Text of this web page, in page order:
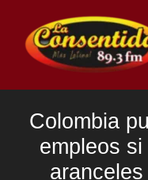
contenido
Colombia
empleos